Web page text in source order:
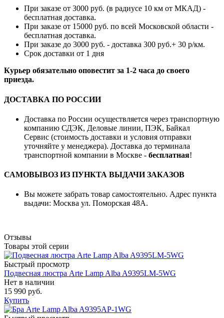
При заказе от 3000 руб. (в радиусе 10 км от МКАД) -
бесплатная доставка.
При заказе от 15000 руб. по всей Московской области -
бесплатная доставка.
При заказе до 3000 руб. - доставка 300 руб.+ 30 р/км.
Срок доставки от 1 дня
Курьер обязательно оповестит за 1-2 часа до своего
приезда.
ДОСТАВКА ПО РОССИИ
Доставка по России осуществляется через транспортную
компанию СДЭК, Деловые линии, ПЭК, Байкал
Сервис (стоимость доставки и условия отправки
уточняйте у менеджера). Доставка до терминала
транспортной компании в Москве - бесплатная!
САМОВЫВОЗ ИЗ ПУНКТА ВЫДАЧИ ЗАКАЗОВ
Вы можете забрать товар самостоятельно. Адрес пункта
выдачи: Москва ул. Поморская 48А.
Отзывы
Товары этой серии
Быстрый просмотр
Подвесная люстра Arte Lamp Alba A9395LM-5WG
Нет в наличии
15 990 руб.
Купить